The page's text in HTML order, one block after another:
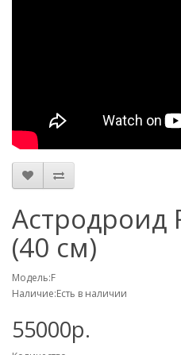
Астродроид
(40 см)
Модель:F
Наличие:Есть в наличии
55000р.